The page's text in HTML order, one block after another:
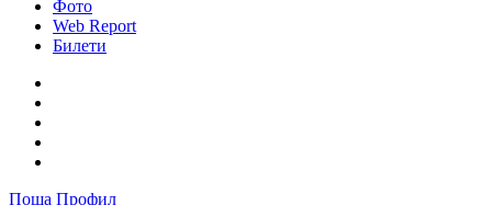
Фото
Web Report
Билети
Поща Профил